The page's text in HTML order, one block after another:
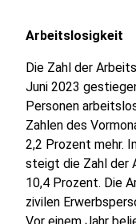
Arbeitslosigkeit
Die Zahl der
Juni 2023
Personen
Zahlen des
2,2 Prozent mehr.
steigt die Zahl der
10,4 Prozent. Die
zivilen